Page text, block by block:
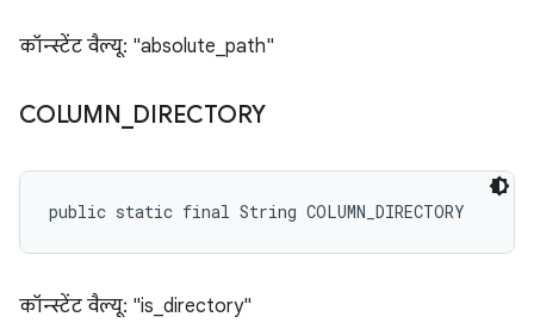
कॉन्स्टेंट वैल्यू: "absolute_path"
COLUMN DIRECTORY
public static final String COLUMN_DIRECTORY
कॉन्स्टेंट वैल्यू: "is_directory"